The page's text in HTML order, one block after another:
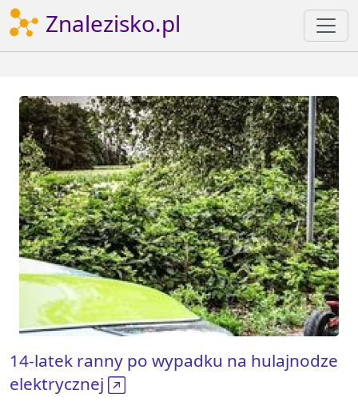
Znalezisko.pl
14-latek ranny po wypadku na hulajnodze
elektrycznej